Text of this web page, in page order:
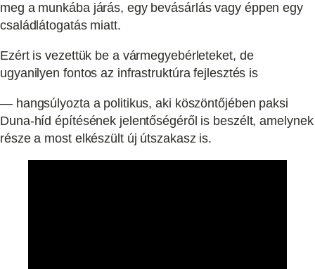
meg a munkába járás, egy bevásárlás vagy éppen egy
családlátogatás miatt.
Ezért is vezettük be a vármegyebérleteket, de
ugyanilyen fontos az infrastruktúra fejlesztés is
— hangsúlyozta a politikus, aki köszöntőjében paksi
Duna-híd építésének jelentőségéről is beszélt, amelynek
része a most elkészült új útszakasz is.